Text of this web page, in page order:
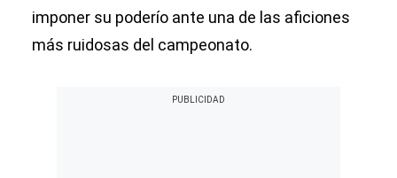
imponer su poderío ante una de las aficiones
más ruidosas del campeonato.